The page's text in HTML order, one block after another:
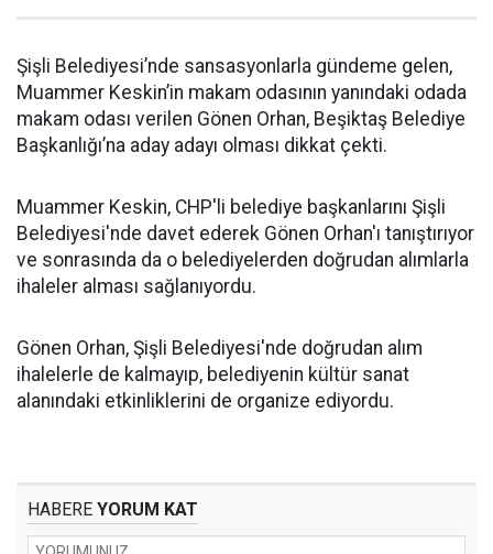
Şişli Belediyesi’nde sansasyonlarla gündeme gelen,
Muammer Keskin’in makam odasının yanındaki odada
makam odası verilen Gönen Orhan, Beşiktaş Belediye
Başkanlığı’na aday adayı olması dikkat çekti.
Muammer Keskin, CHP'li belediye başkanlarını Şişli
Belediyesi'nde davet ederek Gönen Orhan'ı tanıştırıyor
ve sonrasında da o belediyelerden doğrudan alımlarla
ihaleler alması sağlanıyordu.
Gönen Orhan, Şişli Belediyesi'nde doğrudan alım
ihalelerle de kalmayıp, belediyenin kültür sanat
alanındaki etkinliklerini de organize ediyordu.
HABERE YORUM KAT